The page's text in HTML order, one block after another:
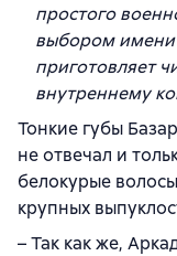
простого
выбором имени
приготовляет
внутреннему
Тонкие губы
не отвечал и
белокурые
крупных
– Так как же,